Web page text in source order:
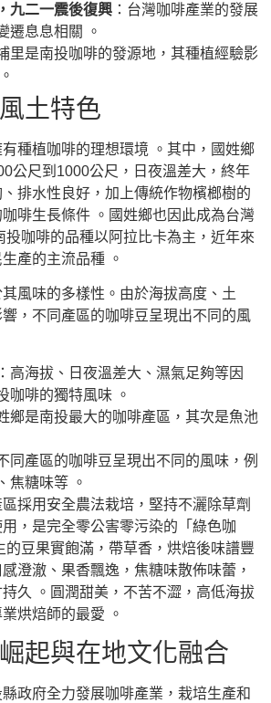
九二一震後復興 ：台灣咖啡產業的發展
遷息息相關 。
里是南投咖啡的發源地，其種植經驗影
土特色
種植咖啡的理想環境 。其中，國姓鄉
公尺到1000公尺，日夜溫差大，終年
排水性良好，加上傳統作物檳榔樹的
啡生長條件 。國姓鄉也因此成為台灣
投咖啡的品種以阿拉比卡為主，近年來
產的主流品種 。
風味的多樣性。由於海拔高度、土
，不同產區的咖啡豆呈現出不同的風
高海拔、日夜溫差大、濕氣足夠等因
咖啡的獨特風味 。
鄉是南投最大的咖啡產區，其次是魚池
同產區的咖啡豆呈現出不同的風味，例
焦糖味等 。
採用安全農法栽培，堅持不灑除草劑
，是完全零公害零污染的「綠色咖
的豆果實飽滿，帶草香，烘焙後味譜豐
澄澈、果香飄逸，焦糖味散佈味蕾，
久 。圓潤甜美，不苦不澀，高低海拔
烘焙師的最愛 。
起與在地文化融合
政府全力發展咖啡產業，栽培生產和